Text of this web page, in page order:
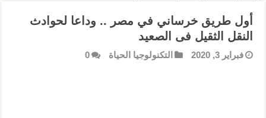
أول طريق خرساني في مصر .. وداعا لحوادث
النقل الثقيل فى الصعيد
فبراير 3, 2020 التكنولوجيا الحياة 0